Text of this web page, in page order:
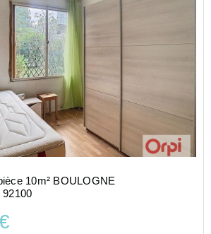
10m² BOULOGNE